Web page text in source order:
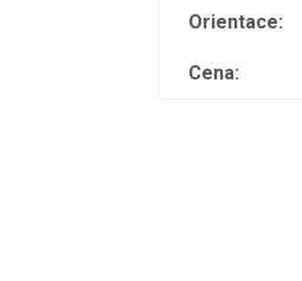
Orientace:
Cena: